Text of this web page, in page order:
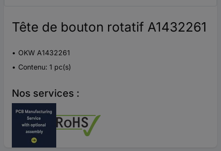
Tête de bouton rotatif A1432261
OKW A1432261
Contenu: 1 pc(s)
Nos services :